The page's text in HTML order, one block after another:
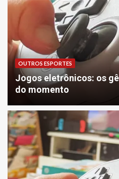
OUTROS ESPORTES
Jogos eletrônicos: os
do momento